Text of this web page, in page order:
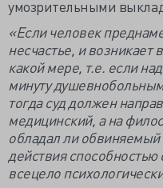
умозрительными
«Если человек
несчастье, и возникает
какой мере, т.е. если
минуту
тогда суд должен
медицинский, а на
обладал ли
действия
всецело